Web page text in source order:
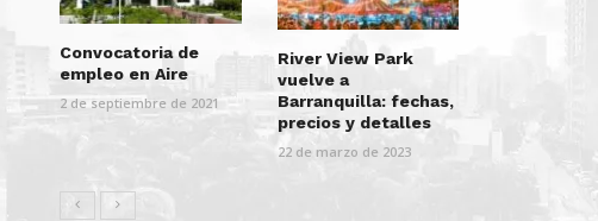
Convocatoria de
empleo en Aire
2 de septiembre de 2021
River View Park
vuelve a
Barranquilla: fechas,
precios y detalles
22 de marzo de 2023